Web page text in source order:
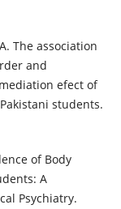
The association
and
efect of
students.
of Body
A
Psychiatry.